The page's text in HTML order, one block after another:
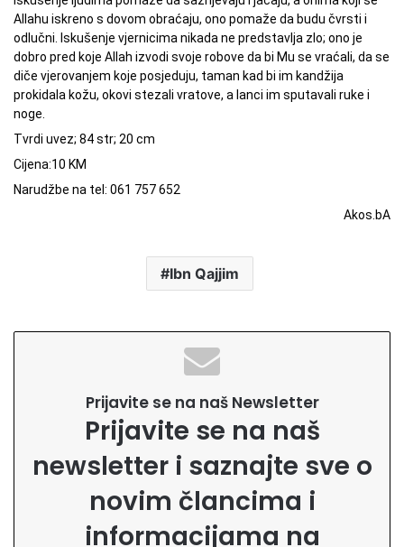
Allahu iskreno s dovom obraćaju, ono pomaže da budu čvrsti i
odlučni. Iskušenje vjernicima nikada ne predstavlja zlo; ono je
dobro pred koje Allah izvodi svoje robove da bi Mu se vraćali, da se
diče vjerovanjem koje posjeduju, taman kad bi im kandžija
prokidala kožu, okovi stezali vratove, a lanci im sputavali ruke i
noge.
Tvrdi uvez; 84 str; 20 cm
Cijena:10 KM
Narudžbe na tel: 061 757 652
Akos.bA
Ibn Qajjim
Prijavite se na naš Newsletter
Prijavite se na naš
newsletter i saznajte sve o
novim člancima i
informacijama na